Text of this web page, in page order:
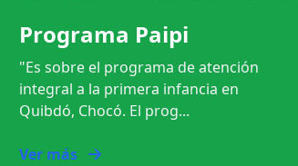
Programa Paipi
"Es sobre el programa de atención
integral a la primera infancia en
Quibdó, Chocó. El prog...
Ver más